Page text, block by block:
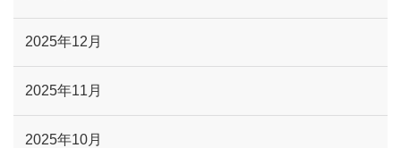
2025年12月
2025年11月
2025年10月